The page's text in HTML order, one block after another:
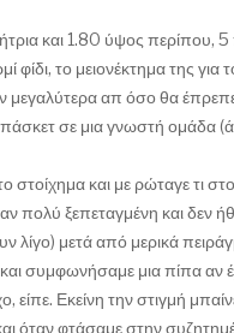
και 1.80 ύψος περίπου,
φίδι, το μειονέκτημα της για
μεγαλύτερα απ όσο θα
σε μια γνωστή ομάδα
στοίχημα και με ρώταγε τι
πολύ ξεπεταγμένη και δεν
λίγο) μετά από μερικά
και συμφωνήσαμε μια πίπα αν
είπε. Εκείνη την στιγμή
όταν φτάσαμε στην